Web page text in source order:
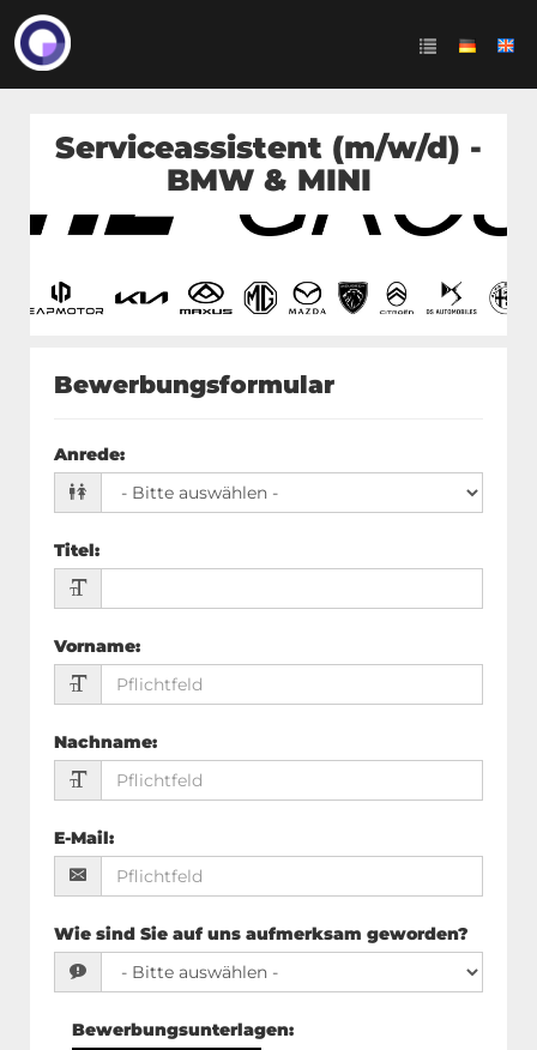
Serviceassistent (m/w/d) -
BMW & MINI
Bewerbungsformular
Anrede:
Titel:
Vorname:
Nachname:
E-Mail:
Wie sind Sie auf uns aufmerksam geworden?
Bewerbungsunterlagen: